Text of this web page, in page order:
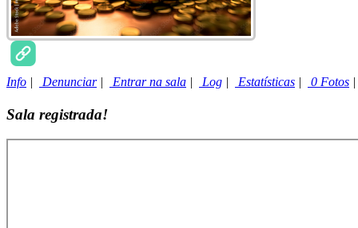
Info | Denunciar| Entrar na sala | Log | Estatísticas | 0 Fotos
Sala registrada!